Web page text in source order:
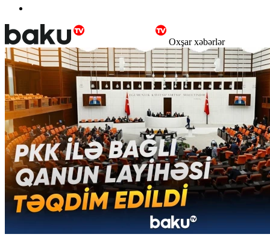
Oxşar xəbərlər